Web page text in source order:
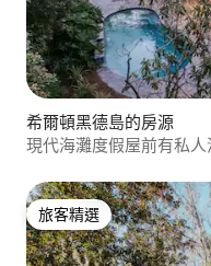
希爾頓黑德島的房源
現代海灘度假屋前有私
旅客精選
旅客精選